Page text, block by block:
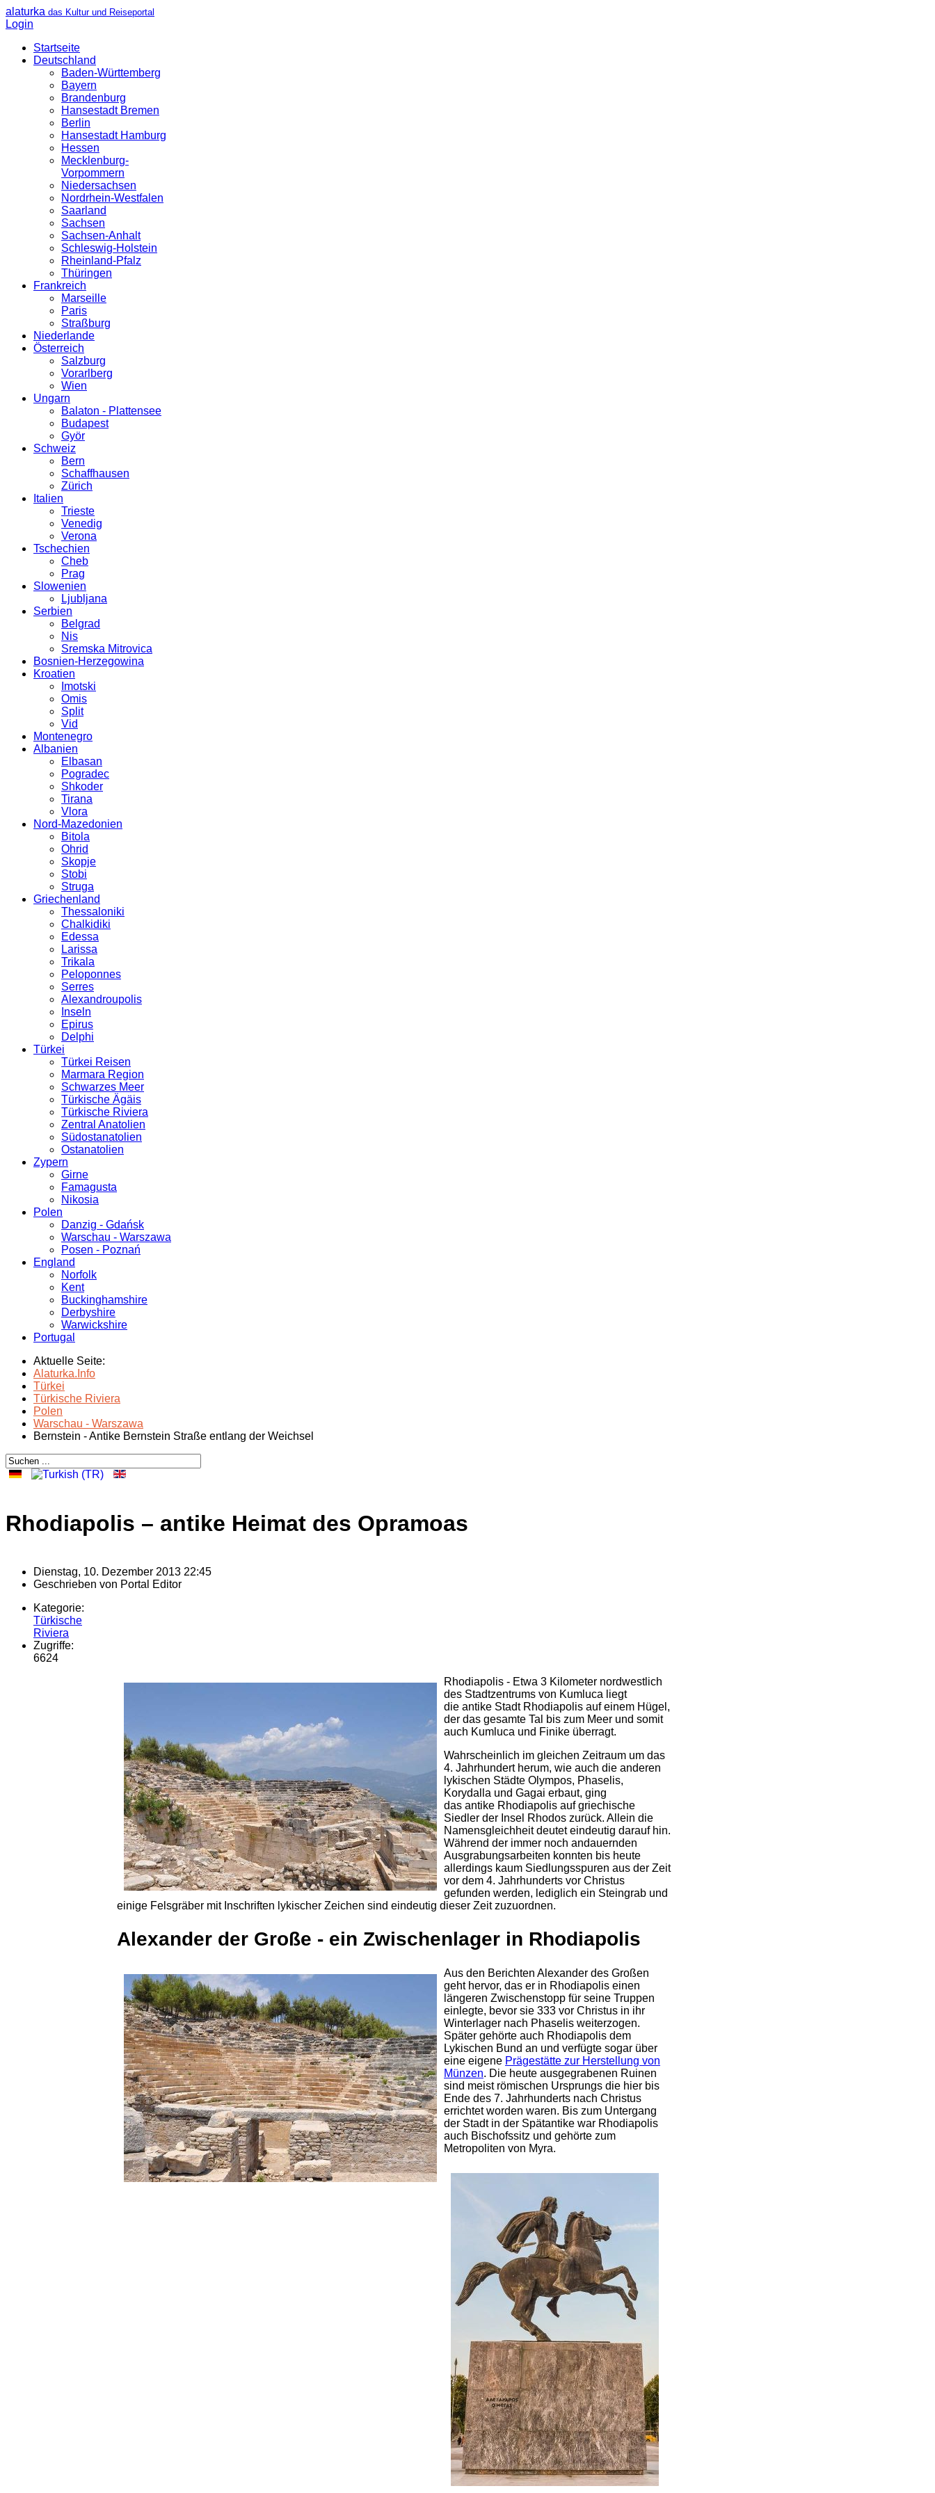
alaturka das Kultur und Reiseportal
Login
Startseite
Deutschland
Baden-Württemberg
Bayern
Brandenburg
Hansestadt Bremen
Berlin
Hansestadt Hamburg
Hessen
Mecklenburg-
Vorpommern
Niedersachsen
Nordrhein-Westfalen
Saarland
Sachsen
Sachsen-Anhalt
Schleswig-Holstein
Rheinland-Pfalz
Thüringen
Frankreich
Marseille
Paris
Straßburg
Niederlande
Österreich
Salzburg
Vorarlberg
Wien
Ungarn
Balaton - Plattensee
Budapest
Györ
Schweiz
Bern
Schaffhausen
Zürich
Italien
Trieste
Venedig
Verona
Tschechien
Cheb
Prag
Slowenien
Ljubljana
Serbien
Belgrad
Nis
Sremska Mitrovica
Bosnien-Herzegowina
Kroatien
Imotski
Omis
Split
Vid
Montenegro
Albanien
Elbasan
Pogradec
Shkoder
Tirana
Vlora
Nord-Mazedonien
Bitola
Ohrid
Skopje
Stobi
Struga
Griechenland
Thessaloniki
Chalkidiki
Edessa
Larissa
Trikala
Peloponnes
Serres
Alexandroupolis
Inseln
Epirus
Delphi
Türkei
Türkei Reisen
Marmara Region
Schwarzes Meer
Türkische Ägäis
Türkische Riviera
Zentral Anatolien
Südostanatolien
Ostanatolien
Zypern
Girne
Famagusta
Nikosia
Polen
Danzig - Gdańsk
Warschau - Warszawa
Posen - Poznań
England
Norfolk
Kent
Buckinghamshire
Derbyshire
Warwickshire
Portugal
Aktuelle Seite:
Alaturka.Info
Türkei
Türkische Riviera
Polen
Warschau - Warszawa
Bernstein - Antike Bernstein Straße entlang der Weichsel
Rhodiapolis – antike Heimat des Opramoas
Dienstag, 10. Dezember 2013 22:45
Geschrieben von Portal Editor
Kategorie:
Türkische
Riviera
Zugriffe:
6624
Rhodiapolis - Etwa 3 Kilometer nordwestlich
des Stadtzentrums von Kumluca liegt
die antike Stadt Rhodiapolis auf einem Hügel,
der das gesamte Tal bis zum Meer und somit
auch Kumluca und Finike überragt.
Wahrscheinlich im gleichen Zeitraum um das
4. Jahrhundert herum, wie auch die anderen
lykischen Städte Olympos, Phaselis,
Korydalla und Gagai erbaut, ging
das antike Rhodiapolis auf griechische
Siedler der Insel Rhodos zurück. Allein die
Namensgleichheit deutet eindeutig darauf hin.
Während der immer noch andauernden
Ausgrabungsarbeiten konnten bis heute
allerdings kaum Siedlungsspuren aus der Zeit
vor dem 4. Jahrhunderts vor Christus
gefunden werden, lediglich ein Steingrab und
einige Felsgräber mit Inschriften lykischer Zeichen sind eindeutig dieser Zeit zuzuordnen.
Alexander der Große - ein Zwischenlager in Rhodiapolis
Aus den Berichten Alexander des Großen
geht hervor, das er in Rhodiapolis einen
längeren Zwischenstopp für seine Truppen
einlegte, bevor sie 333 vor Christus in ihr
Winterlager nach Phaselis weiterzogen.
Später gehörte auch Rhodiapolis dem
Lykischen Bund an und verfügte sogar über
eine eigene Prägestätte zur Herstellung von
Münzen. Die heute ausgegrabenen Ruinen
sind meist römischen Ursprungs die hier bis
Ende des 7. Jahrhunderts nach Christus
errichtet worden waren. Bis zum Untergang
der Stadt in der Spätantike war Rhodiapolis
auch Bischofssitz und gehörte zum
Metropoliten von Myra.